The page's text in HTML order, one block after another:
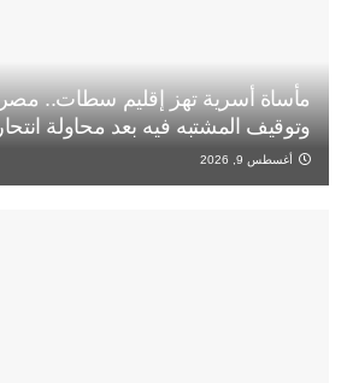
مأساة أسرية تهز إقليم سطات..
وتوقيف المشتبه فيه بعد محاولة
أغسطس 9, 2026